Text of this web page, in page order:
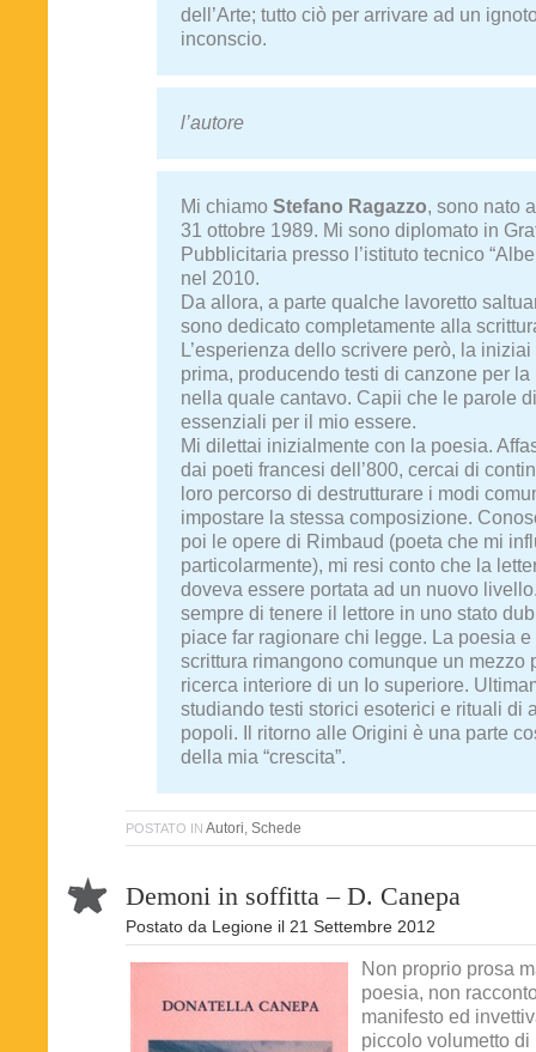
dell’Arte; tutto ciò per arrivare ad un
inconscio.
l’autore
Mi chiamo Stefano Ragazzo, sono nato
31 ottobre 1989. Mi sono diplomato in
Pubblicitaria presso l’istituto tecnico
nel 2010.
Da allora, a parte qualche lavoretto
sono dedicato completamente alla
L’esperienza dello scrivere però, la
prima, producendo testi di canzone per la
nella quale cantavo. Capii che le parole
essenziali per il mio essere.
Mi dilettai inizialmente con la poesia.
dai poeti francesi dell’800, cercai di
loro percorso di destrutturare i modi
impostare la stessa composizione.
poi le opere di Rimbaud (poeta che mi
particolarmente), mi resi conto che la
doveva essere portata ad un nuovo
sempre di tenere il lettore in uno stato
piace far ragionare chi legge. La poesia e
scrittura rimangono comunque un mezzo
ricerca interiore di un Io superiore.
studiando testi storici esoterici e rituali di
popoli. Il ritorno alle Origini è una parte
della mia “crescita”.
POSTATO IN Autori Schede
Demoni in soffitta – D. Canepa
Postato da Legione il 21 Settembre 2012
Non proprio prosa
poesia, non
manifesto ed
piccolo volumetto di